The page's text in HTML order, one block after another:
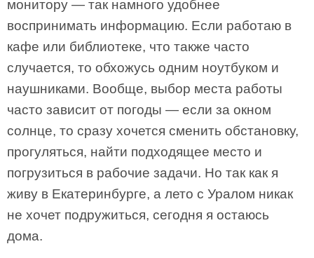
монитору — так намного удобнее
воспринимать информацию. Если работаю в
кафе или библиотеке, что также часто
случается, то обхожусь одним ноутбуком и
наушниками. Вообще, выбор места работы
часто зависит от погоды — если за окном
солнце, то сразу хочется сменить обстановку,
прогуляться, найти подходящее место и
погрузиться в рабочие задачи. Но так как я
живу в Екатеринбурге, а лето с Уралом никак
не хочет подружиться, сегодня я остаюсь
дома.